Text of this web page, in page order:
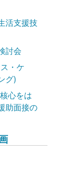
活支援技
討会
・ケ
グ)
心をは
助面接の